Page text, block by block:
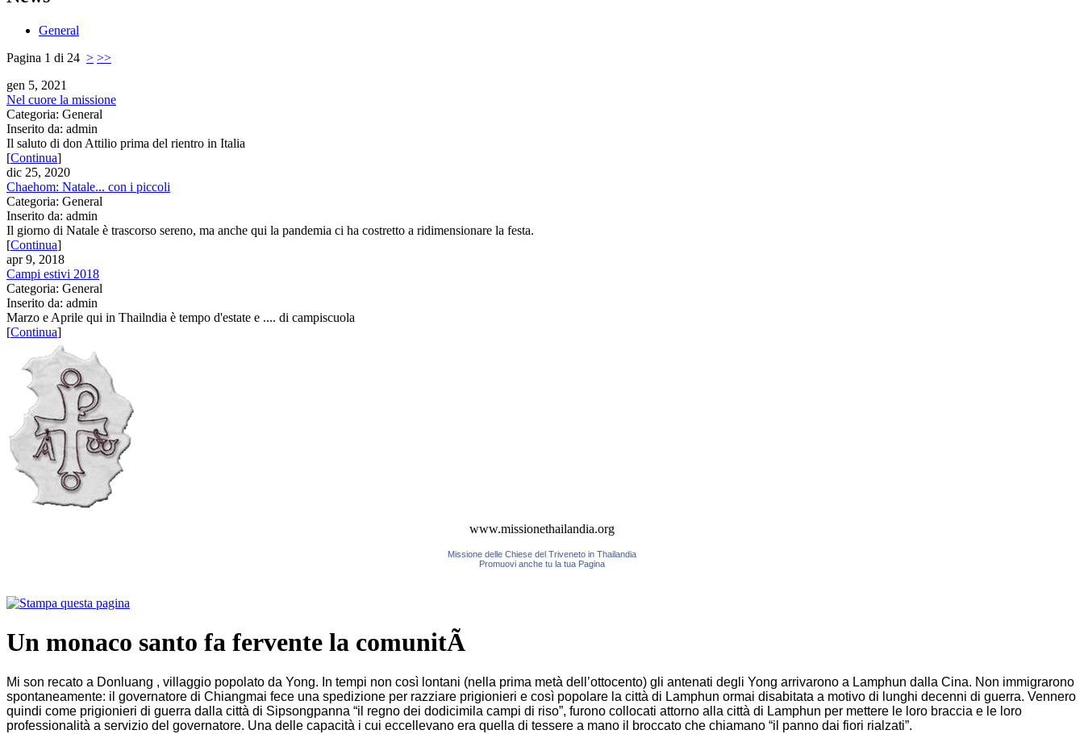
General
Pagina 1 di 24 > >>
gen 5, 2021
Nel cuore la missione
Categoria: General
Inserito da: admin
Il saluto di don Attilio prima del rientro in Italia
[Continua]
dic 25, 2020
Chaehom: Natale... con i piccoli
Categoria: General
Inserito da: admin
Il giorno di Natale è trascorso sereno, ma anche qui la pandemia ci ha costretto a ridimensionare la festa.
[Continua]
apr 9, 2018
Campi estivi 2018
Categoria: General
Inserito da: admin
Marzo e Aprile qui in Thailndia è tempo d'estate e .... di campiscuola
[Continua]
www.missionethailandia.org
Missione delle Chiese del Triveneto in Thailandia
Promuovi anche tu la tua Pagina
Un monaco santo fa fervente la comunitÃ
Mi son recato a Donluang , villaggio popolato da Yong. In tempi non così lontani (nella prima metà dell’ottocento) gli antenati degli Yong arrivarono a Lamphun dalla Cina. Non immigrarono
spontaneamente: il governatore di Chiangmai fece una spedizione per razziare prigionieri e così popolare la città di Lamphun ormai disabitata a motivo di lunghi decenni di guerra. Vennero
quindi come prigionieri di guerra dalla città di Sipsongpanna “il regno dei dodicimila campi di riso”, furono collocati attorno alla città di Lamphun per mettere le loro braccia e le loro
professionalità a servizio del governatore. Una delle capacità i cui eccellevano era quella di tessere a mano il broccato che chiamano “il panno dai fiori rialzati”.